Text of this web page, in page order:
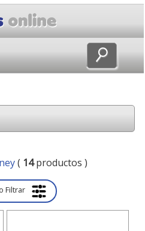
( 14productos )
Filtrar